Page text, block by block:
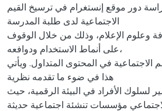
دور موقع إنستغرام في ترسيخ القيم
الاجتماعية لدى طلبة المدرسة
وعلوم الإعلام، وذلك من خلال الوقوف
على أنماط الاستخدام ودوافعه،
في المحتوى المتداول. ويأتي
هذا في ضوء ما تقدمه نظرية
لسلوك الأفراد في البيئة الرقمية، حيث
مؤسسات تنشئة اجتماعية حديثة